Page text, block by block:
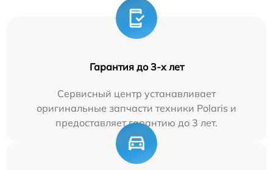
Гарантия до 3-х лет
Сервисный центр устанавливает
оригинальные запчасти техники Polaris и
предоставляет гарантию до 3 лет.